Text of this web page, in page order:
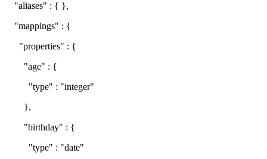
"aliases" : { },
"mappings" : {
"properties" : {
"age" : {
"type" : "integer"
},
"birthday" : {
"type" : "date"